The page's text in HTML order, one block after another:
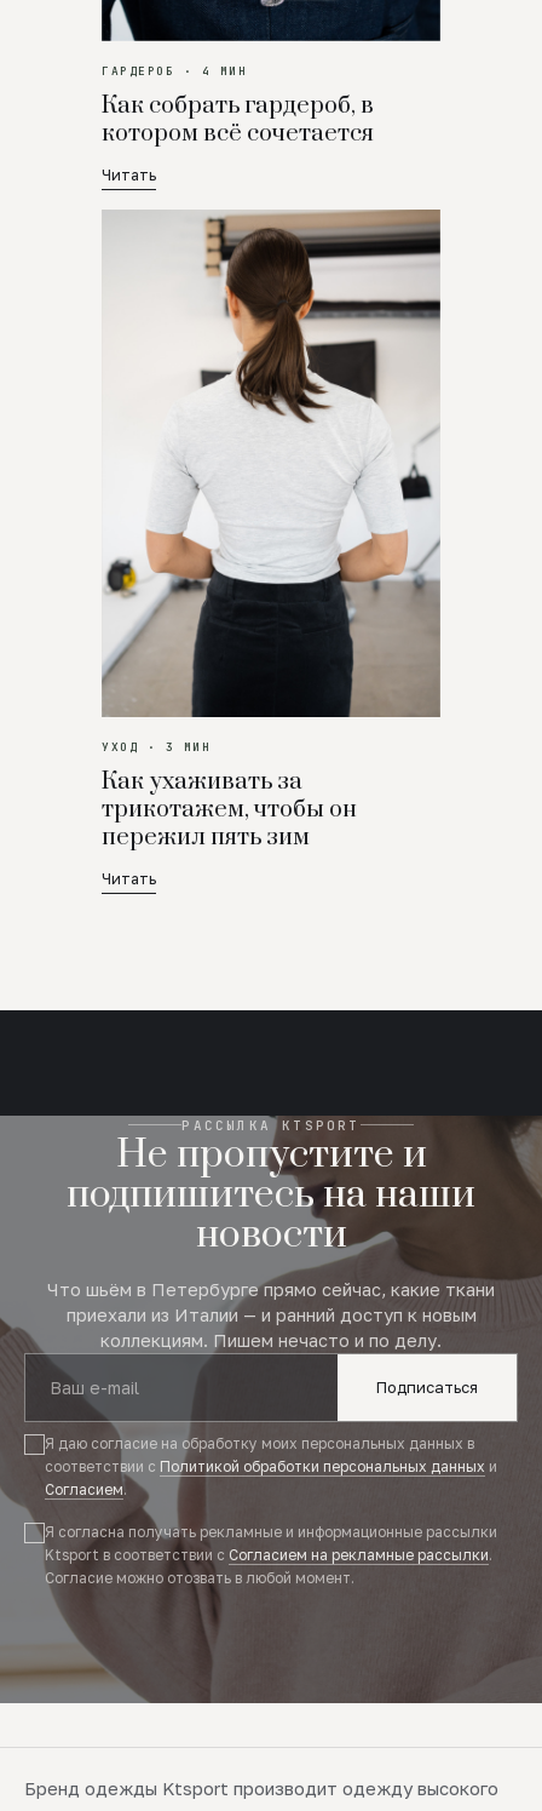
ГАРДЕРОБ · 4 МИН
Как собрать гардероб, в
котором всё сочетается
Читать
УХОД · 3 МИН
Как ухаживать за
трикотажем, чтобы он
пережил пять зим
Читать
РАССЫЛКА KTSPORT
Не пропустите и
подпишитесь на наши
новости
Что шьём в Петербурге прямо сейчас, какие ткани
приехали из Италии — и ранний доступ к новым
коллекциям. Пишем нечасто и по делу.
Подписаться
Я даю согласие на обработку моих персональных данных в
соответствии с Политикой обработки персональных данных и
Согласием.
Я согласна получать рекламные и информационные рассылки
Ktsport в соответствии с Согласием на рекламные рассылки.
Согласие можно отозвать в любой момент.
Бренд одежды Ktsport производит одежду высокого